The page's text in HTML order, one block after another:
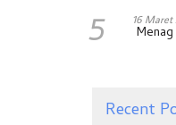
5 16 Maret
Recent